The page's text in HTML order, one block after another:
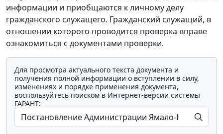
информации и приобщаются к личному делу
гражданского служащего. Гражданский служащий, в
отношении которого проводится проверка вправе
ознакомиться с документами проверки.
Для просмотра актуального текста документа и
получения полной информации о вступлении в силу,
изменениях и порядке применения документа,
воспользуйтесь поиском в Интернет-версии системы
ГАРАНТ: